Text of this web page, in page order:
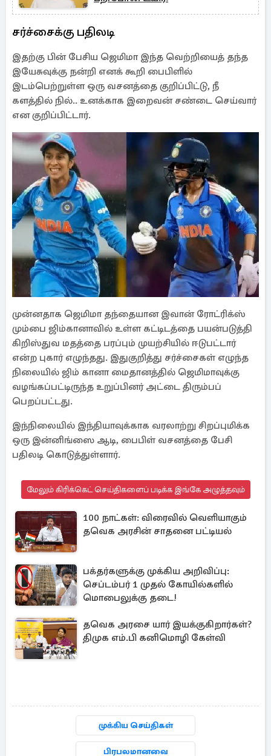
சர்ச்சைக்கு பதிலடி
இதற்கு பின் பேசிய ஜெமிமா இந்த வெற்றியைத் தந்த
இயேசுவுக்கு நன்றி எனக் கூறி பைபிளில்
இடம்பெற்றுள்ள ஒரு வசனத்தை குறிப்பிட்டு, நீ
களத்தில் நில்.. உனக்காக இறைவன் சண்டை செய்வார்
என குறிப்பிட்டார்.
முன்னதாக ஜெமிமா தந்தையான இவான் ரோட்ரிக்ஸ்
மும்பை ஜிம்கானாவில் உள்ள கட்டிடத்தை பயன்படுத்தி
கிறிஸ்துவ மதத்தை பரப்பும் முயற்சியில் ஈடுபட்டார்
என்ற புகார் எழுந்தது. இதுகுறித்து சர்ச்சைகள் எழுந்த
நிலையில் ஜிம் கானா மைதானத்தில் ஜெமிமாவுக்கு
வழங்கப்பட்டிருந்த உறுப்பினர் அட்டை திரும்பப்
பெறப்பட்டது.
இந்நிலையில் இந்தியாவுக்காக வரலாற்று சிறப்புமிக்க
ஒரு இன்னிங்ஸை ஆடி, பைபிள் வசனத்தை பேசி
பதிலடி கொடுத்துள்ளார்.
மேலும் கிரிக்கெட் செய்திகளைப் படிக்க இங்கே அழுத்தவும்
100 நாட்கள்: விரைவில் வெளியாகும்
தவெக அரசின் சாதனை பட்டியல்
பக்தர்களுக்கு முக்கிய அறிவிப்பு:
செப்டம்பர் 1 முதல் கோயில்களில்
மொபைலுக்கு தடை!
தவெக அரசை யார் இயக்குகிறார்கள்?
திமுக எம்.பி கனிமொழி கேள்வி
முக்கிய செய்திகள்
பிரபலமானவை